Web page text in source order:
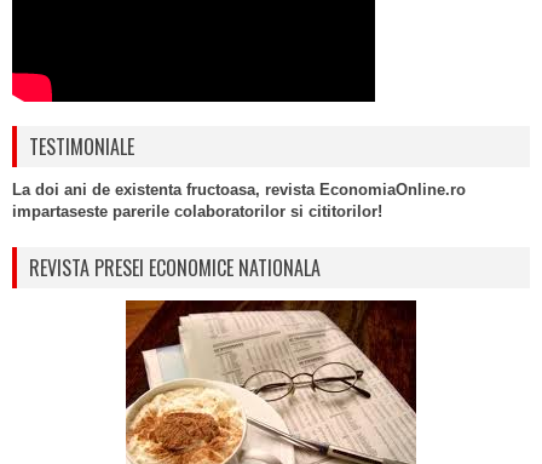
TESTIMONIALE
La doi ani de existenta fructoasa, revista EconomiaOnline.ro
impartaseste parerile colaboratorilor si cititorilor!
REVISTA PRESEI ECONOMICE NATIONALA